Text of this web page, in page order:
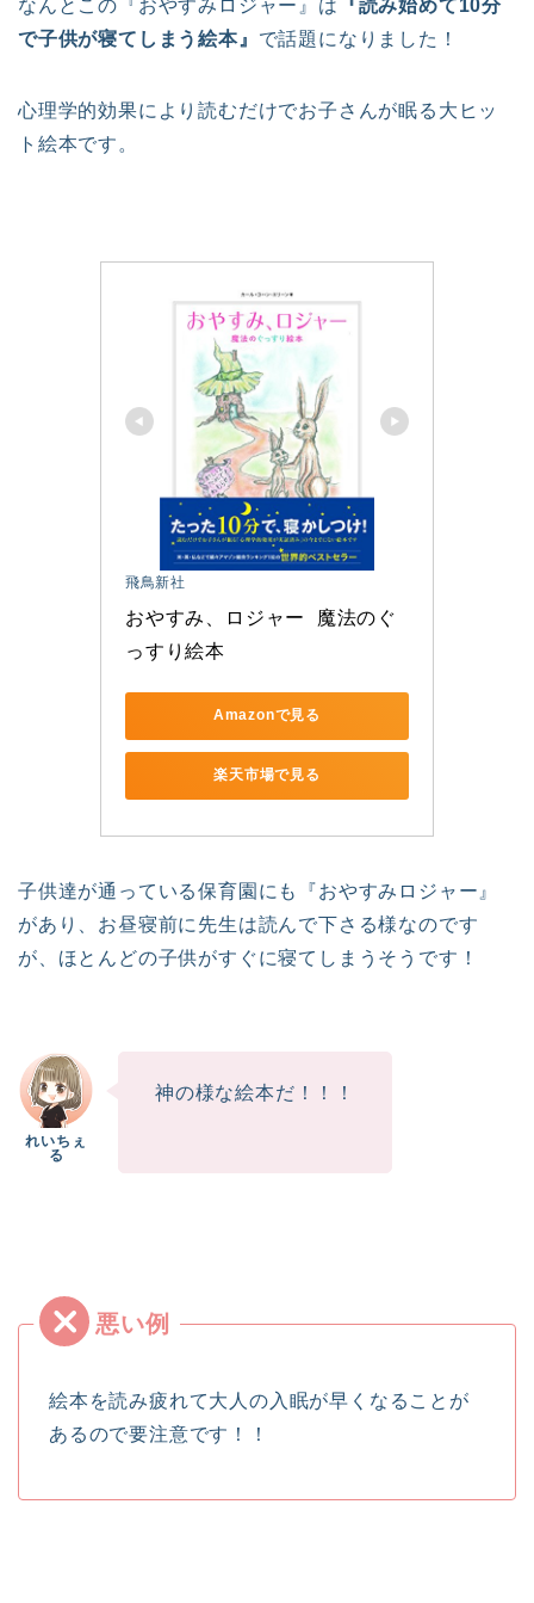
なんとこの『おやすみロジャー』は
『読み始めて10分
で子供が寝てしまう絵本』 で話題になりました！
心理学的効果により読むだけでお子さんが眠る大ヒッ
ト絵本です。
飛鳥新社
おやすみ、ロジャー  魔法のぐ
っすり絵本
Amazonで見る
楽天市場で見る
子供達が通っている保育園にも『おやすみロジャー』
があり、お昼寝前に先生は読んで下さる様なのです
が、ほとんどの子供がすぐに寝てしまうそうです！
神の様な絵本だ！！！
絵本を読み疲れて大人の入眠が早くなることが
あるので要注意です！！